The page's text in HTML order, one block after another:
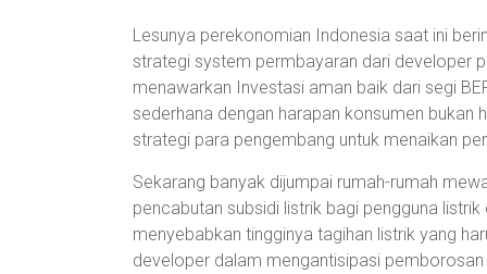
Lesunya perekonomian Indonesia saat ini
strategi system permbayaran dari developer
menawarkan Investasi aman baik dari segi
sederhana dengan harapan konsumen bukan
strategi para pengembang untuk menaikan
Sekarang banyak dijumpai rumah-rumah
pencabutan subsidi listrik bagi pengguna
menyebabkan tingginya tagihan listrik yang
developer dalam mengantisipasi